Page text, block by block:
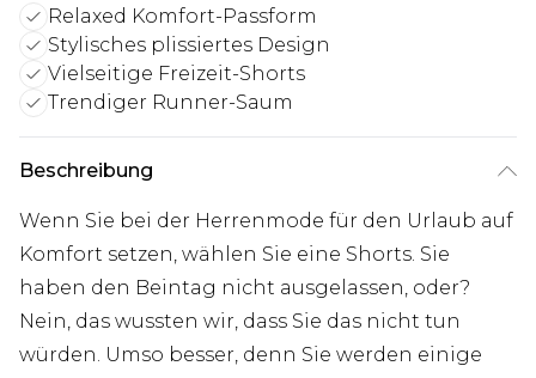
Relaxed Komfort-Passform
Stylisches plissiertes Design
Vielseitige Freizeit-Shorts
Trendiger Runner-Saum
Beschreibung
Wenn Sie bei der Herrenmode für den Urlaub auf
Komfort setzen, wählen Sie eine Shorts. Sie
haben den Beintag nicht ausgelassen, oder?
Nein, das wussten wir, dass Sie das nicht tun
würden. Umso besser, denn Sie werden einige